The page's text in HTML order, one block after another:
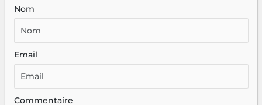
Nom
Email
Commentaire